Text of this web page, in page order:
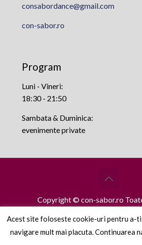
consabordance@gmail.com
con-sabor.ro
Program
Luni - Vineri:
18:30 - 21:50
Sambata & Duminica:
evenimente private
Copyright © con-sabor.ro
Acest site foloseste cookie-uri pentru a-
navigare mult mai placuta. Continuarea